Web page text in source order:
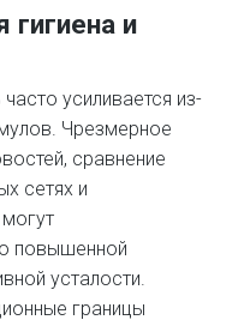
и
усиливается из-
Чрезмерное
сравнение
сетях и
повышенной
усталости.
границы